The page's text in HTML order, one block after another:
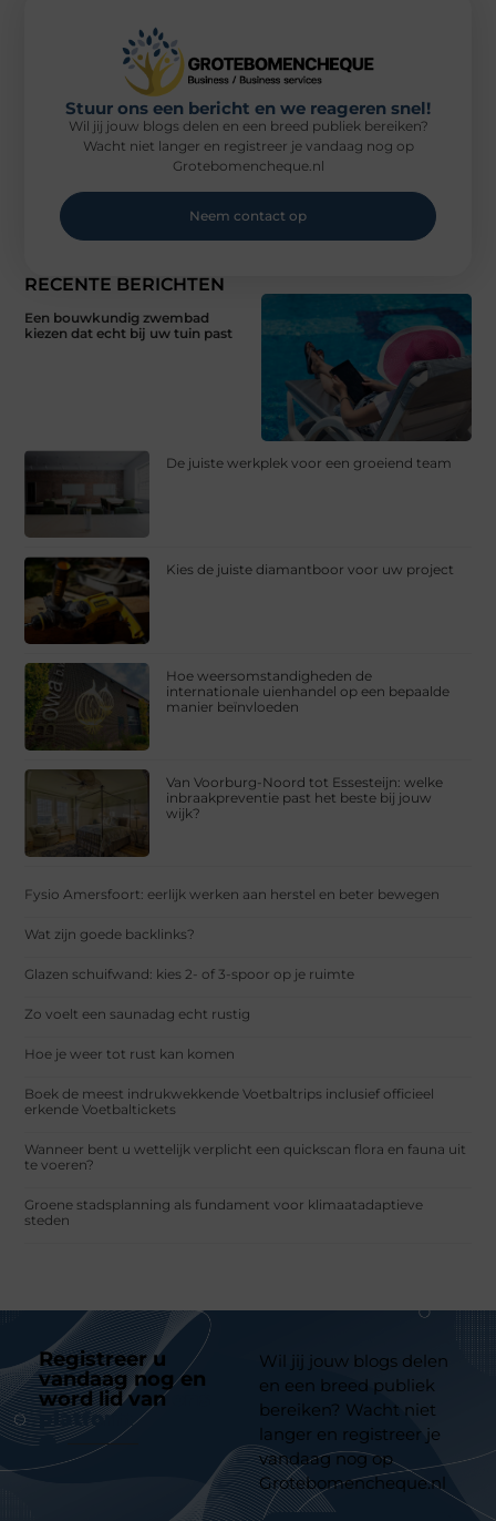
RECENTE BERICHTEN
Een bouwkundig zwembad
kiezen dat echt bij uw tuin past
De juiste werkplek voor een groeiend team
Kies de juiste diamantboor voor uw project
Hoe weersomstandigheden de
internationale uienhandel op een bepaalde
manier beïnvloeden
Van Voorburg-Noord tot Essesteijn: welke
inbraakpreventie past het beste bij jouw
wijk?
Fysio Amersfoort: eerlijk werken aan herstel en beter bewegen
Wat zijn goede backlinks?
Glazen schuifwand: kies 2- of 3-spoor op je ruimte
Zo voelt een saunadag echt rustig
Hoe je weer tot rust kan komen
Boek de meest indrukwekkende Voetbaltrips inclusief officieel
erkende Voetbaltickets
Wanneer bent u wettelijk verplicht een quickscan flora en fauna uit
te voeren?
Groene stadsplanning als fundament voor klimaatadaptieve
steden
Stuur ons een bericht en we reageren snel!
Wil jij jouw blogs delen en een breed publiek bereiken?
Wacht niet langer en registreer je vandaag nog op
Grotebomencheque.nl
Neem contact op
Registreer u
vandaag nog en
word lid van
platform
Wil jij jouw blogs delen
en een breed publiek
bereiken? Wacht niet
langer en registreer je
vandaag nog op
Grotebomencheque.nl